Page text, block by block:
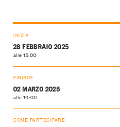
INIZIA
28 FEBBRAIO 2025
alle 15:00
FINISCE
02 MARZO 2025
alle 19:00
COME PARTECIPARE